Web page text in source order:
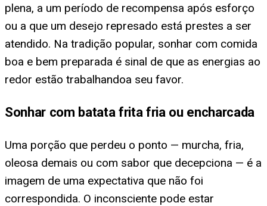
plena, a um período de recompensa após esforço
ou a que um desejo represado está prestes a ser
atendido. Na tradição popular, sonhar com comida
boa e bem preparada é sinal de que as energias ao
redor estão trabalhandoa seu favor.
Sonhar com batata frita fria ou encharcada
Uma porção que perdeu o ponto — murcha, fria,
oleosa demais ou com sabor que decepciona — é a
imagem de uma expectativa que não foi
correspondida. O inconsciente pode estar